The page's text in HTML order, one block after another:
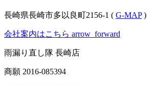
長崎県長崎市多以良町2156-1 ( G-MAP)
会社案内はこちら arrow_forward
雨漏り直し隊 長崎店
商願 2016-085394